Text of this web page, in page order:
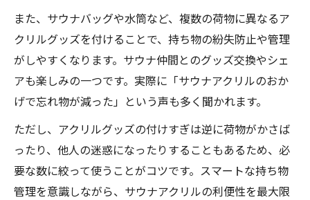
また、サウナバッグや水筒など、複数の荷物に異なるア
クリルグッズを付けることで、持ち物の紛失防止や管理
がしやすくなります。サウナ仲間とのグッズ交換やシェ
アも楽しみの一つです。実際に「サウナアクリルのおか
げで忘れ物が減った」という声も多く聞かれます。
ただし、アクリルグッズの付けすぎは逆に荷物がかさば
ったり、他人の迷惑になったりすることもあるため、必
要な数に絞って使うことがコツです。スマートな持ち物
管理を意識しながら、サウナアクリルの利便性を最大限